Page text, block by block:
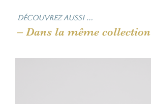
Découvrez aussi …
– Dans la même collection